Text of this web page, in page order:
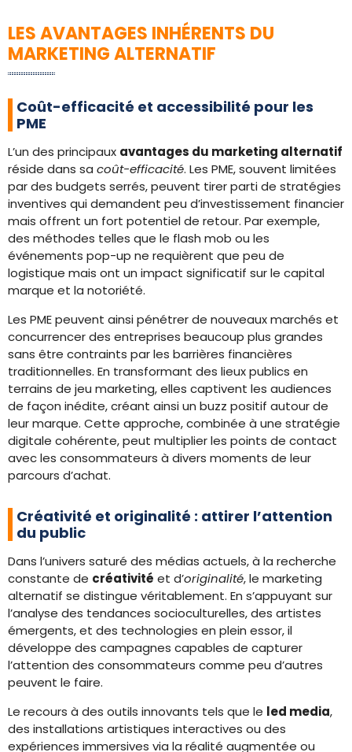
LES AVANTAGES INHÉRENTS DU
MARKETING ALTERNATIF
Coût-efficacité et accessibilité pour les
PME
L’un des principaux avantages du marketing alternatif
réside dans sa coût-efficacité. Les PME, souvent limitées
par des budgets serrés, peuvent tirer parti de stratégies
inventives qui demandent peu d’investissement financier
mais offrent un fort potentiel de retour. Par exemple,
des méthodes telles que le flash mob ou les
événements pop-up ne requièrent que peu de
logistique mais ont un impact significatif sur le capital
marque et la notoriété.
Les PME peuvent ainsi pénétrer de nouveaux marchés et
concurrencer des entreprises beaucoup plus grandes
sans être contraints par les barrières financières
traditionnelles. En transformant des lieux publics en
terrains de jeu marketing, elles captivent les audiences
de façon inédite, créant ainsi un buzz positif autour de
leur marque. Cette approche, combinée à une stratégie
digitale cohérente, peut multiplier les points de contact
avec les consommateurs à divers moments de leur
parcours d’achat.
Créativité et originalité : attirer l’attention
du public
Dans l’univers saturé des médias actuels, à la recherche
constante de créativité et d’originalité, le marketing
alternatif se distingue véritablement. En s’appuyant sur
l’analyse des tendances socioculturelles, des artistes
émergents, et des technologies en plein essor, il
développe des campagnes capables de capturer
l’attention des consommateurs comme peu d’autres
peuvent le faire.
Le recours à des outils innovants tels que le led media,
des installations artistiques interactives ou des
expériences immersives via la réalité augmentée ou